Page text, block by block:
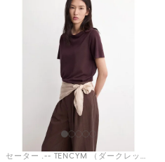
セーター .-- TENCYM （ダークレッド）